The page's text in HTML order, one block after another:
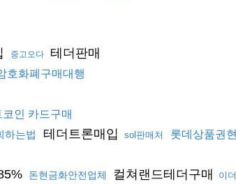
중고오다 테더판매
호화폐구매대행
코인 카드구매
하는법 테더트론매입 sol판매처 롯데상품권
돈현금화안전업체 컬쳐랜드테더구매 이